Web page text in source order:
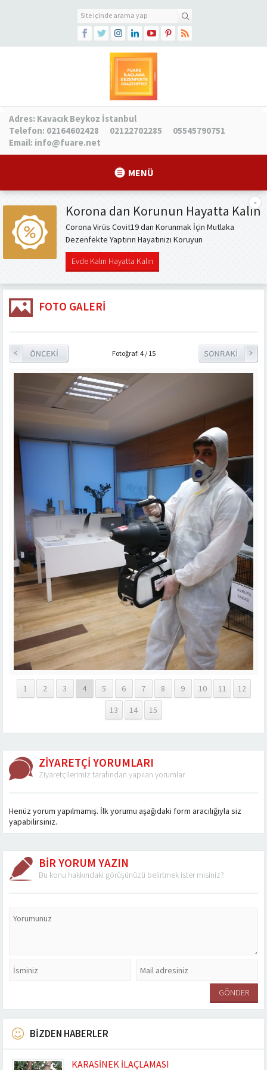
Adres: Kavacık Beykoz İstanbul
Telefon: 02164602428 02122702285
05545790751
Email: info@fuare.net
MENÜ
Korona dan Korunun Hayatta Kalın
Corona Virüs Covit19 dan Korunmak İçin Mutlaka
Dezenfekte Yaptırın Hayatınızı Koruyun
Evde Kalın Hayatta Kalın
FOTO GALERI
Fotoğraf: 4 / 15
1 2 3 4 5 6 7 8 9 10 11
12
13
14 15
ZİYARETÇİ YORUMLARI
Ziyaretçilerimiz tarafından yapılan yorumlar
Henüz yorum yapılmamış. İlk yorumu aşağıdaki form aracılığıyla siz
yapabilirsiniz.
BİR YORUM YAZIN
Bu konu hakkındaki görüşünüzü belirtmek ister misiniz?
BİZDEN HABERLER
KARASİNEK İLAÇLAMASI